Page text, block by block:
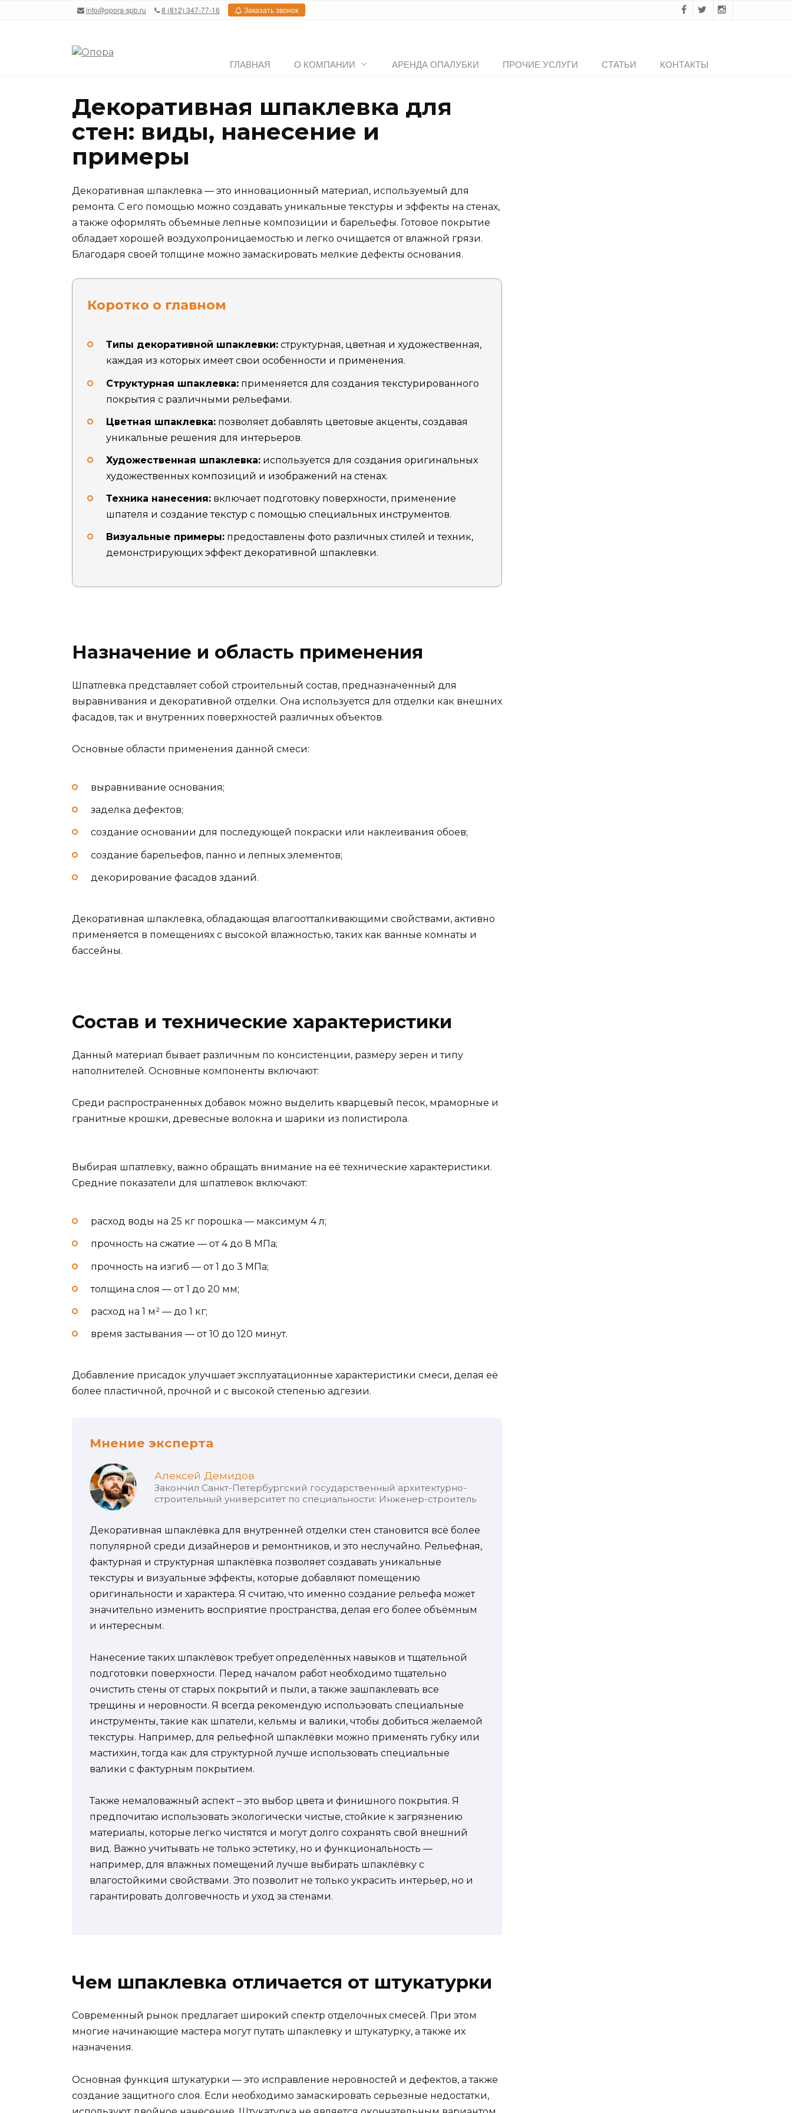
info@opora-spb.ru 8 (812) 347-77-16 Заказать звонок
ГЛАВНАЯ О КОМПАНИИ АРЕНДА ОПАЛУБКИ ПРОЧИЕ УСЛУГИ СТАТЬИ КОНТАКТЫ
Декоративная шпаклевка для
стен: виды, нанесение и
примеры
Декоративная шпаклевка — это инновационный материал, используемый для
ремонта. С его помощью можно создавать уникальные текстуры и эффекты на стенах,
а также оформлять объемные лепные композиции и барельефы. Готовое покрытие
обладает хорошей воздухопроницаемостью и легко очищается от влажной грязи.
Благодаря своей толщине можно замаскировать мелкие дефекты основания.
Коротко о главном
Типы декоративной шпаклевки: структурная, цветная и художественная,
каждая из которых имеет свои особенности и применения.
Структурная шпаклевка: применяется для создания текстурированного
покрытия с различными рельефами.
Цветная шпаклевка: позволяет добавлять цветовые акценты, создавая
уникальные решения для интерьеров.
Художественная шпаклевка: используется для создания оригинальных
художественных композиций и изображений на стенах.
Техника нанесения: включает подготовку поверхности, применение
шпателя и создание текстур с помощью специальных инструментов.
Визуальные примеры: предоставлены фото различных стилей и техник,
демонстрирующих эффект декоративной шпаклевки.
Назначение и область применения
Шпатлевка представляет собой строительный состав, предназначенный для
выравнивания и декоративной отделки. Она используется для отделки как внешних
фасадов, так и внутренних поверхностей различных объектов.
Основные области применения данной смеси:
выравнивание основания;
заделка дефектов;
создание основании для последующей покраски или наклеивания обоев;
создание барельефов, панно и лепных элементов;
декорирование фасадов зданий.
Декоративная шпаклевка, обладающая влагоотталкивающими свойствами, активно
применяется в помещениях с высокой влажностью, таких как ванные комнаты и
бассейны.
Состав и технические характеристики
Данный материал бывает различным по консистенции, размеру зерен и типу
наполнителей. Основные компоненты включают:
Среди распространенных добавок можно выделить кварцевый песок, мраморные и
гранитные крошки, древесные волокна и шарики из полистирола.
Выбирая шпатлевку, важно обращать внимание на её технические характеристики.
Средние показатели для шпатлевок включают:
расход воды на 25 кг порошка — максимум 4 л;
прочность на сжатие — от 4 до 8 МПа;
прочность на изгиб — от 1 до 3 МПа;
толщина слоя — от 1 до 20 мм;
расход на 1 м² — до 1 кг;
время застывания — от 10 до 120 минут.
Добавление присадок улучшает эксплуатационные характеристики смеси, делая её
более пластичной, прочной и с высокой степенью адгезии.
Мнение эксперта
Алексей Демидов
Закончил Санкт-Петербургский государственный архитектурно-
строительный университет по специальности: Инженер-строитель
Декоративная шпаклёвка для внутренней отделки стен становится всё более
популярной среди дизайнеров и ремонтников, и это неслучайно. Рельефная,
фактурная и структурная шпаклёвка позволяет создавать уникальные
текстуры и визуальные эффекты, которые добавляют помещению
оригинальности и характера. Я считаю, что именно создание рельефа может
значительно изменить восприятие пространства, делая его более объёмным
и интересным.
Нанесение таких шпаклёвок требует определённых навыков и тщательной
подготовки поверхности. Перед началом работ необходимо тщательно
очистить стены от старых покрытий и пыли, а также зашпаклевать все
трещины и неровности. Я всегда рекомендую использовать специальные
инструменты, такие как шпатели, кельмы и валики, чтобы добиться желаемой
текстуры. Например, для рельефной шпаклёвки можно применять губку или
мастихин, тогда как для структурной лучше использовать специальные
валики с фактурным покрытием.
Также немаловажный аспект – это выбор цвета и финишного покрытия. Я
предпочитаю использовать экологически чистые, стойкие к загрязнению
материалы, которые легко чистятся и могут долго сохранять свой внешний
вид. Важно учитывать не только эстетику, но и функциональность —
например, для влажных помещений лучше выбирать шпаклёвку с
влагостойкими свойствами. Это позволит не только украсить интерьер, но и
гарантировать долговечность и уход за стенами.
Чем шпаклевка отличается от штукатурки
Современный рынок предлагает широкий спектр отделочных смесей. При этом
многие начинающие мастера могут путать шпаклевку и штукатурку, а также их
назначения.
Основная функция штукатурки — это исправление неровностей и дефектов, а также
создание защитного слоя. Если необходимо замаскировать серьезные недостатки,